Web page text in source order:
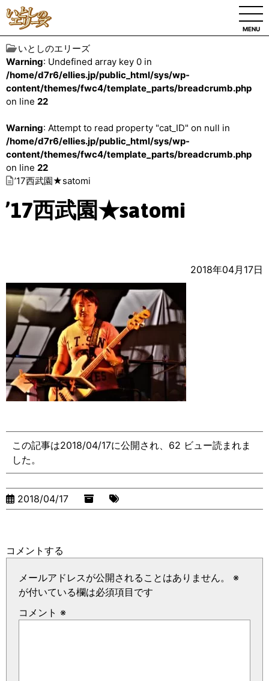
MENU
いとしのエリーズ
Warning: Undefined array key 0 in
/home/d7r6/ellies.jp/public_html/sys/wp-
content/themes/fwc4/template_parts/breadcrumb.php
on line 22
Warning: Attempt to read property "cat_ID" on null in
/home/d7r6/ellies.jp/public_html/sys/wp-
content/themes/fwc4/template_parts/breadcrumb.php
on line 22
’17西武園★satomi
’17西武園★satomi
2018年04月17日
この記事は2018/04/17に公開され、62 ビュー読まれま
した。
2018/04/17
コメントする
メールアドレスが公開されることはありません。
※
が付いている欄は必須項目です
コメント ※